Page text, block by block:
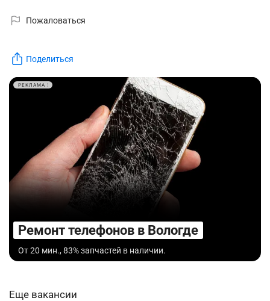
Пожаловаться
Поделиться
РЕКЛАМА
Ремонт телефонов в Вологде
От 20 мин., 83% запчастей в наличии.
Еще вакансии